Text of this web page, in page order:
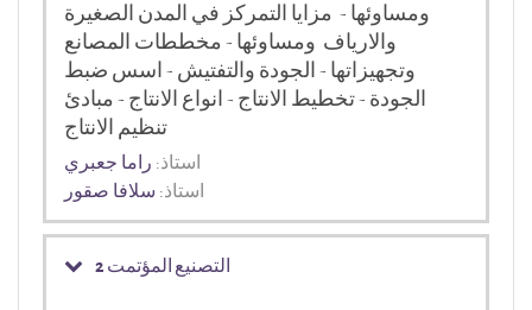
ومساوئها - مزايا التمركز في المدن الصغيرة
والارياف ومساوئها - مخططات المصانع
وتجهيزاتها - الجودة والتفتيش - اسس ضبط
الجودة - تخطيط الانتاج - انواع الانتاج - مبادئ
تنظيم الانتاج
استاذ: راما جعبري
استاذ: سلافا صقور
2 التصنيع المؤتمت